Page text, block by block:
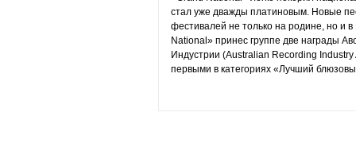
стал уже дважды платиновым. Новые
фестивалей не только на родине, но и
National» принес группе две награды
Индустрии (Australian Recording
первыми в категориях «Лучший